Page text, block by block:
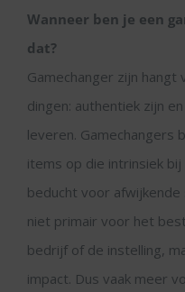
Wanneer ben je een
dat?
Gamechanger zijn
dingen: authentiek zijn
leveren. Gamechangers
items op die intrinsiek
beducht voor afwijkende
niet primair voor het
bedrijf of de instelling,
impact. Dus vaak meer